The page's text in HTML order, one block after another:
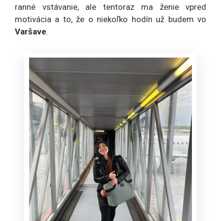
ranné vstávanie, ale tentoraz ma ženie vpred
motivácia a to, že o niekoľko hodín už budem vo
Varšave.